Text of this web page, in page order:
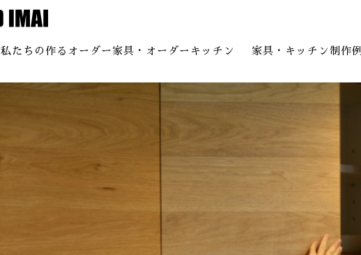
私たちの作るオーダー家具・オーダーキッチン 家具・キッチン制作例